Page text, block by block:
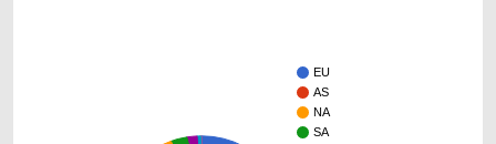
EU
AS
NA
SA